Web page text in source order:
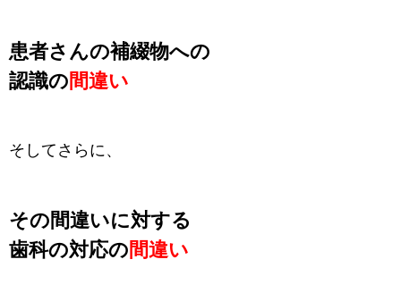
患者さんの補綴物への
認識の間違い
そしてさらに、
その間違いに対する
歯科の対応の間違い